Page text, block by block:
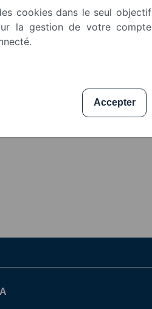
cookies dans le seul objectif
la gestion de votre compte
Accepter